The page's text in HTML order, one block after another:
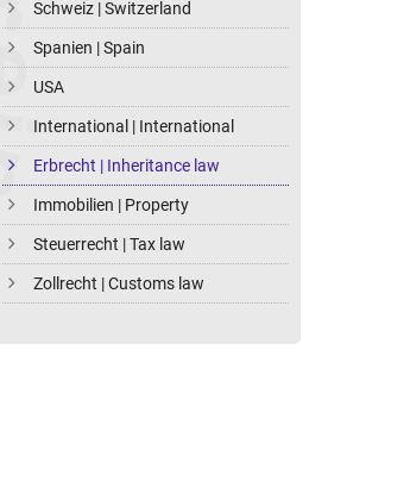
Schweiz | Switzerland
Spanien | Spain
USA
International | International
Erbrecht | Inheritance law
Immobilien | Property
Steuerrecht | Tax law
Zollrecht | Customs law